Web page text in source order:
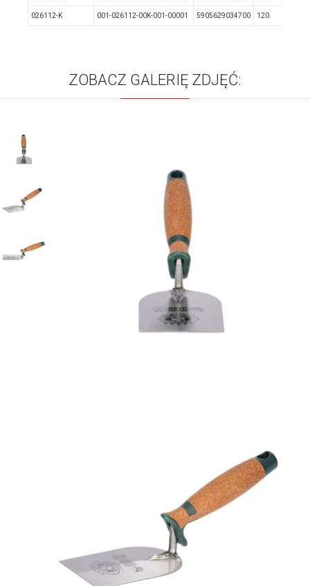
026112-K 001-026112-00K-001-00001 5905629034700 120
ZOBACZ GALERIĘ ZDJĘĆ: